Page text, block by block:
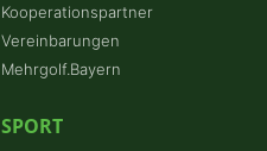
Kooperationspartner
Vereinbarungen
Mehrgolf.Bayern
SPORT